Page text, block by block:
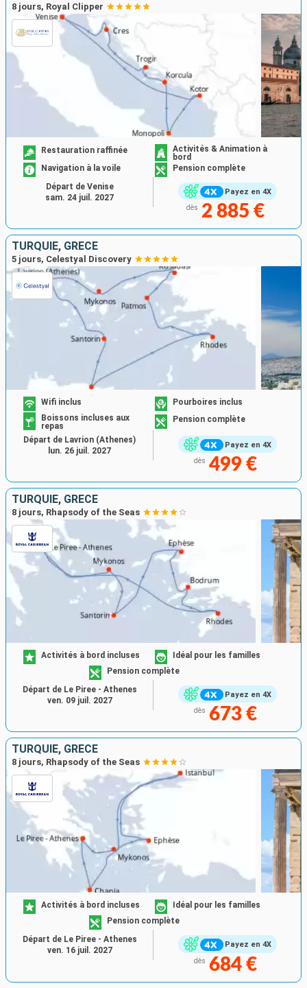
8 jours, Royal Clipper
Payez en 4X
Restauration raffinée
Activités & Animation à
bord
Navigation à la voile
Pension complète
dès 2 885 €
Départ de Venise
sam. 24 juil. 2027
TURQUIE, GRÈCE
5 jours, Celestyal Discovery
Payez en 4X
Wifi inclus
Pourboires inclus
Boissons incluses aux
repas
Pension complète
dès 499 €
Départ de Lavrion (Athenes)
lun. 26 juil. 2027
TURQUIE, GRÈCE
8 jours, Rhapsody of the Seas
Payez en 4X
Activités à bord incluses
Idéal pour les familles
Pension complète
dès 673 €
Départ de Le Piree - Athenes
ven. 09 juil. 2027
TURQUIE, GRÈCE
8 jours, Rhapsody of the Seas
Payez en 4X
Activités à bord incluses
Idéal pour les familles
Pension complète
dès 684 €
Départ de Le Piree - Athenes
ven. 16 juil. 2027